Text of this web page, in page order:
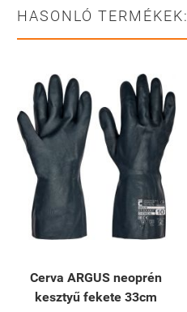
HASONLÓ TERMÉKEK:
Cerva ARGUS neoprén
kesztyű fekete 33cm